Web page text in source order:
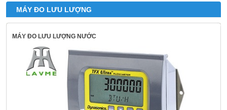
MÁY ĐO LƯU LƯỢNG
MÁY ĐO LƯU LƯỢNG NƯỚC